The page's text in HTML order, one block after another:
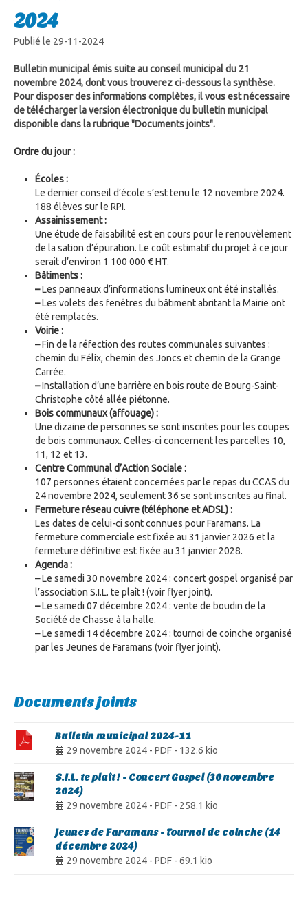
2024
Publié le 29-11-2024
Bulletin municipal émis suite au conseil municipal du 21
novembre 2024, dont vous trouverez ci-dessous la synthèse.
Pour disposer des informations complètes, il vous est nécessaire
de télécharger la version électronique du bulletin municipal
disponible dans la rubrique "Documents joints".
Ordre du jour :
Écoles :
Le dernier conseil d’école s’est tenu le 12 novembre 2024.
188 élèves sur le RPI.
Assainissement :
Une étude de faisabilité est en cours pour le renouvèlement
de la sation d’épuration. Le coût estimatif du projet à ce jour
serait d’environ 1 100 000 € HT.
Bâtiments :
–Les panneaux d’informations lumineux ont été installés.
–Les volets des fenêtres du bâtiment abritant la Mairie ont
été remplacés.
Voirie :
–Fin de la réfection des routes communales suivantes :
chemin du Félix, chemin des Joncs et chemin de la Grange
Carrée.
–Installation d’une barrière en bois route de Bourg-Saint-
Christophe côté allée piétonne.
Bois communaux (affouage) :
Une dizaine de personnes se sont inscrites pour les coupes
de bois communaux. Celles-ci concernent les parcelles 10,
11, 12 et 13.
Centre Communal d’Action Sociale :
107 personnes étaient concernées par le repas du CCAS du
24 novembre 2024, seulement 36 se sont inscrites au final.
Fermeture réseau cuivre (téléphone et ADSL) :
Les dates de celui-ci sont connues pour Faramans. La
fermeture commerciale est fixée au 31 janvier 2026 et la
fermeture définitive est fixée au 31 janvier 2028.
Agenda :
–Le samedi 30 novembre 2024 : concert gospel organisé par
l’association S.I.L. te plaît ! (voir flyer joint).
–Le samedi 07 décembre 2024 : vente de boudin de la
Société de Chasse à la halle.
–Le samedi 14 décembre 2024 : tournoi de coinche organisé
par les Jeunes de Faramans (voir flyer joint).
Documents joints
Bulletin municipal 2024-11
29 novembre 2024 - PDF - 132.6 kio
S.I.L. te plaît ! - Concert Gospel (30 novembre
2024)
29 novembre 2024 - PDF - 258.1 kio
Jeunes de Faramans - Tournoi de coinche (14
décembre 2024)
29 novembre 2024 - PDF - 69.1 kio